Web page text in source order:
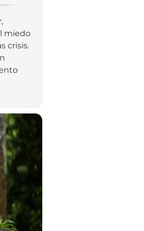
miedo
crisis.